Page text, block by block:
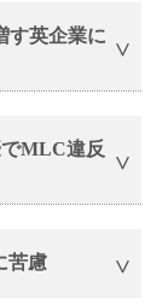
す英企業に
でMLC違反
苦慮